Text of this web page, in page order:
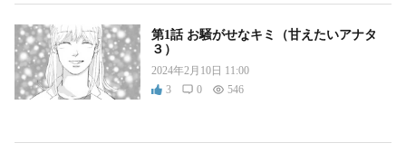
第1話 お騒がせなキミ（甘えたいアナタ
３）
2024年2月10日 11:00
3
0 546